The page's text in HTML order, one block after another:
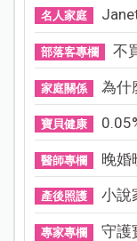
名人家庭
部落客專欄 不
家庭關係 為什
寶貝健康
醫師專欄 晚婚
產後照護 小說
專家專欄 守護